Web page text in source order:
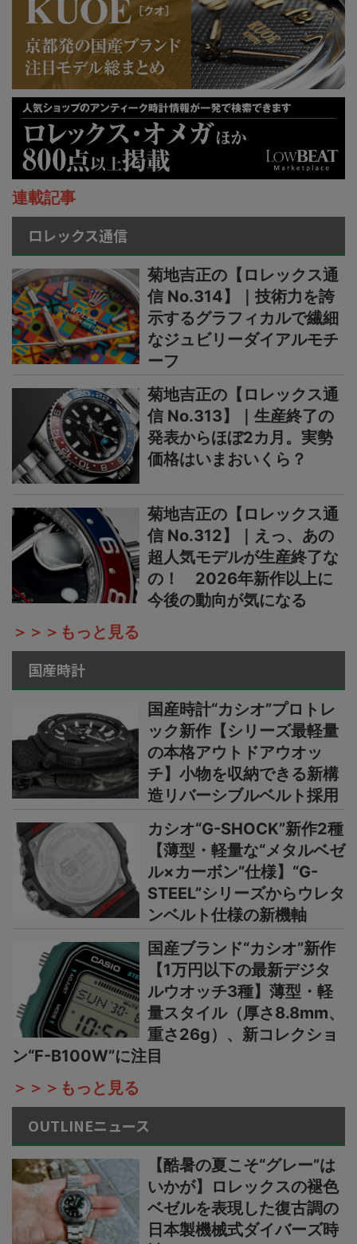
連載記事
ロレックス通信
菊地吉正の【ロレックス通
信 No.314】｜技術力を誇
示するグラフィカルで繊細
なジュビリーダイアルモチ
ーフ
菊地吉正の【ロレックス通
信 No.313】｜生産終了の
発表からほぼ2カ月。実勢
価格はいまおいくら？
菊地吉正の【ロレックス通
信 No.312】｜えっ、あの
超人気モデルが生産終了な
の！ 2026年新作以上に
今後の動向が気になる
＞＞＞もっと見る
国産時計
国産時計“カシオ”プロトレ
ック新作【シリーズ最軽量
の本格アウトドアウオッ
チ】小物を収納できる新構
造リバーシブルベルト採用
カシオ“G-SHOCK”新作2種
【薄型・軽量な“メタルベゼ
ル×カーボン”仕様】“G-
STEEL”シリーズからウレタ
ンベルト仕様の新機軸
国産ブランド“カシオ”新作
【1万円以下の最新デジタ
ルウオッチ3種】薄型・軽
量スタイル（厚さ8.8mm、
重さ26g）、新コレクショ
ン“F-B100W”に注目
＞＞＞もっと見る
OUTLINEニュース
【酷暑の夏こそ“グレー”は
いかが】ロレックスの褪色
ベゼルを表現した復古調の
日本製機械式ダイバーズ時